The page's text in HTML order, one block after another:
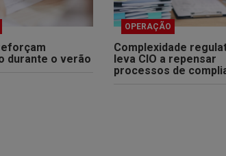
durante o verão
OPERAÇÃO
Complexidade
leva CIO a repensar
processos de